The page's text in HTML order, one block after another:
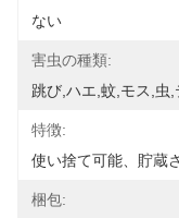
ない
害虫の種類:
跳び,ハエ,蚊,モス,虫,
特徴:
使い捨て可能、貯蔵
梱包: